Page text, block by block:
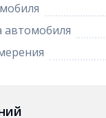
автомобиля